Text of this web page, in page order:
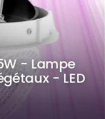
- Lampe
- LED